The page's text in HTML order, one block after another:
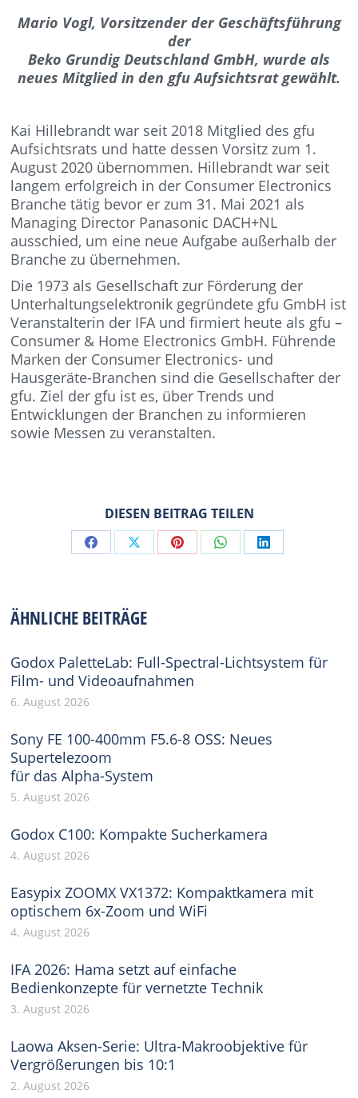
Mario Vogl, Vorsitzender der Geschäftsführung
der
Beko Grundig Deutschland GmbH, wurde als
neues Mitglied in den gfu Aufsichtsrat gewählt.
Kai Hillebrandt war seit 2018 Mitglied des gfu
Aufsichtsrats und hatte dessen Vorsitz zum 1.
August 2020 übernommen. Hillebrandt war seit
langem erfolgreich in der Consumer Electronics
Branche tätig bevor er zum 31. Mai 2021 als
Managing Director Panasonic DACH+NL
ausschied, um eine neue Aufgabe außerhalb der
Branche zu übernehmen.
Die 1973 als Gesellschaft zur Förderung der
Unterhaltungselektronik gegründete gfu GmbH ist
Veranstalterin der IFA und firmiert heute als gfu –
Consumer & Home Electronics GmbH. Führende
Marken der Consumer Electronics- und
Hausgeräte-Branchen sind die Gesellschafter der
gfu. Ziel der gfu ist es, über Trends und
Entwicklungen der Branchen zu informieren
sowie Messen zu veranstalten.
DIESEN BEITRAG TEILEN
Share Share Share Share Share
ÄHNLICHE BEITRÄGE
Godox PaletteLab: Full-Spectral-Lichtsystem für
Film- und Videoaufnahmen
6. August 2026
Sony FE 100-400mm F5.6-8 OSS: Neues
Supertelezoom
für das Alpha-System
5. August 2026
Godox C100: Kompakte Sucherkamera
4. August 2026
Easypix ZOOMX VX1372: Kompaktkamera mit
optischem 6x-Zoom und WiFi
4. August 2026
IFA 2026: Hama setzt auf einfache
Bedienkonzepte für vernetzte Technik
3. August 2026
Laowa Aksen-Serie: Ultra-Makroobjektive für
Vergrößerungen bis 10:1
2. August 2026